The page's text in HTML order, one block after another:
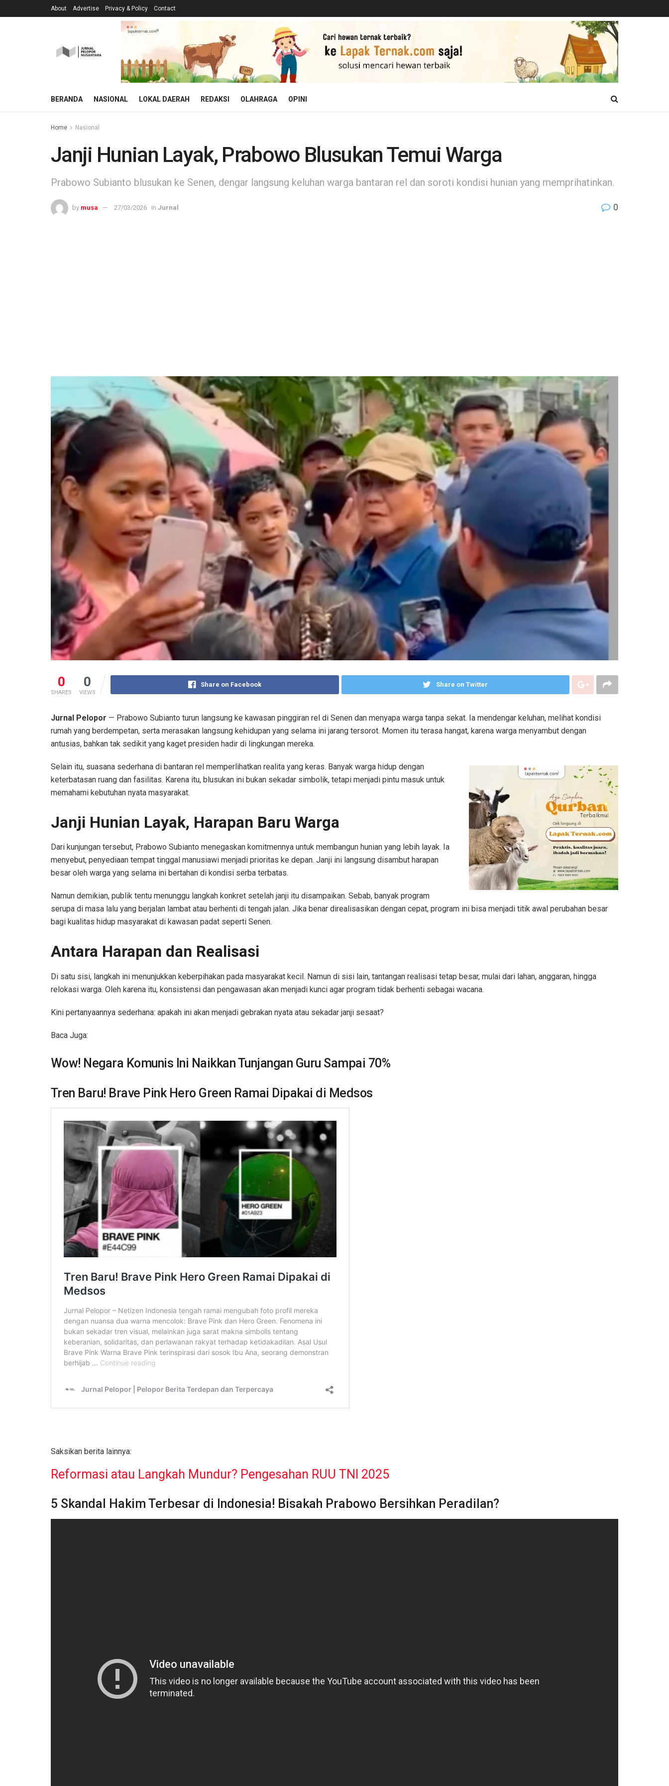
About Advertise Privacy & Policy Contact
BERANDA NASIONAL LOKAL DAERAH REDAKSI OLAHRAGA OPINI
Home Nasional
Janji Hunian Layak, Prabowo Blusukan Temui Warga
Prabowo Subianto blusukan ke Senen, dengar langsung keluhan warga bantaran rel dan soroti kondisi hunian yang memprihatinkan.
by musa 27/03/2026 in Jurnal 0
0
SHARES
0
VIEWS
Share on Facebook Share on Twitter
Jurnal Pelopor — Prabowo Subianto turun langsung ke kawasan pinggiran rel di Senen dan menyapa warga tanpa sekat. Ia mendengar keluhan, melihat kondisi
rumah yang berdempetan, serta merasakan langsung kehidupan yang selama ini jarang tersorot. Momen itu terasa hangat, karena warga menyambut dengan
antusias, bahkan tak sedikit yang kaget presiden hadir di lingkungan mereka.
Selain itu, suasana sederhana di bantaran rel memperlihatkan realita yang keras. Banyak warga hidup dengan
keterbatasan ruang dan fasilitas. Karena itu, blusukan ini bukan sekadar simbolik, tetapi menjadi pintu masuk untuk
memahami kebutuhan nyata masyarakat.
Janji Hunian Layak, Harapan Baru Warga
Dari kunjungan tersebut, Prabowo Subianto menegaskan komitmennya untuk membangun hunian yang lebih layak. Ia
menyebut, penyediaan tempat tinggal manusiawi menjadi prioritas ke depan. Janji ini langsung disambut harapan
besar oleh warga yang selama ini bertahan di kondisi serba terbatas.
Namun demikian, publik tentu menunggu langkah konkret setelah janji itu disampaikan. Sebab, banyak program
serupa di masa lalu yang berjalan lambat atau berhenti di tengah jalan. Jika benar direalisasikan dengan cepat, program ini bisa menjadi titik awal perubahan besar
bagi kualitas hidup masyarakat di kawasan padat seperti Senen.
Antara Harapan dan Realisasi
Di satu sisi, langkah ini menunjukkan keberpihakan pada masyarakat kecil. Namun di sisi lain, tantangan realisasi tetap besar, mulai dari lahan, anggaran, hingga
relokasi warga. Oleh karena itu, konsistensi dan pengawasan akan menjadi kunci agar program tidak berhenti sebagai wacana.
Kini pertanyaannya sederhana: apakah ini akan menjadi gebrakan nyata atau sekadar janji sesaat?
Baca Juga:
Wow! Negara Komunis Ini Naikkan Tunjangan Guru Sampai 70%
Tren Baru! Brave Pink Hero Green Ramai Dipakai di Medsos
Saksikan berita lainnya:
Reformasi atau Langkah Mundur? Pengesahan RUU TNI 2025
5 Skandal Hakim Terbesar di Indonesia! Bisakah Prabowo Bersihkan Peradilan?